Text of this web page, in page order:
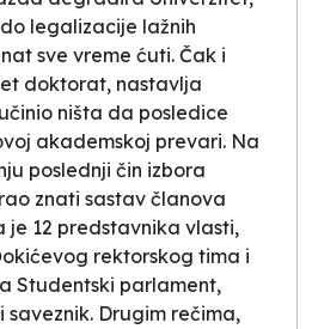
legalizacije lažnih
sve vreme ćuti. Čak i
doktorat, nastavlja
ništa da posledice
akademskoj prevari. Na
poslednji čin izbora
znati sastav članova
je 12 predstavnika vlasti,
rektorskog tima i
Studentski parlament,
Drugim rečima,